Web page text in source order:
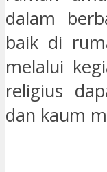
dalam
baik di
melalui
religius
dan kaum